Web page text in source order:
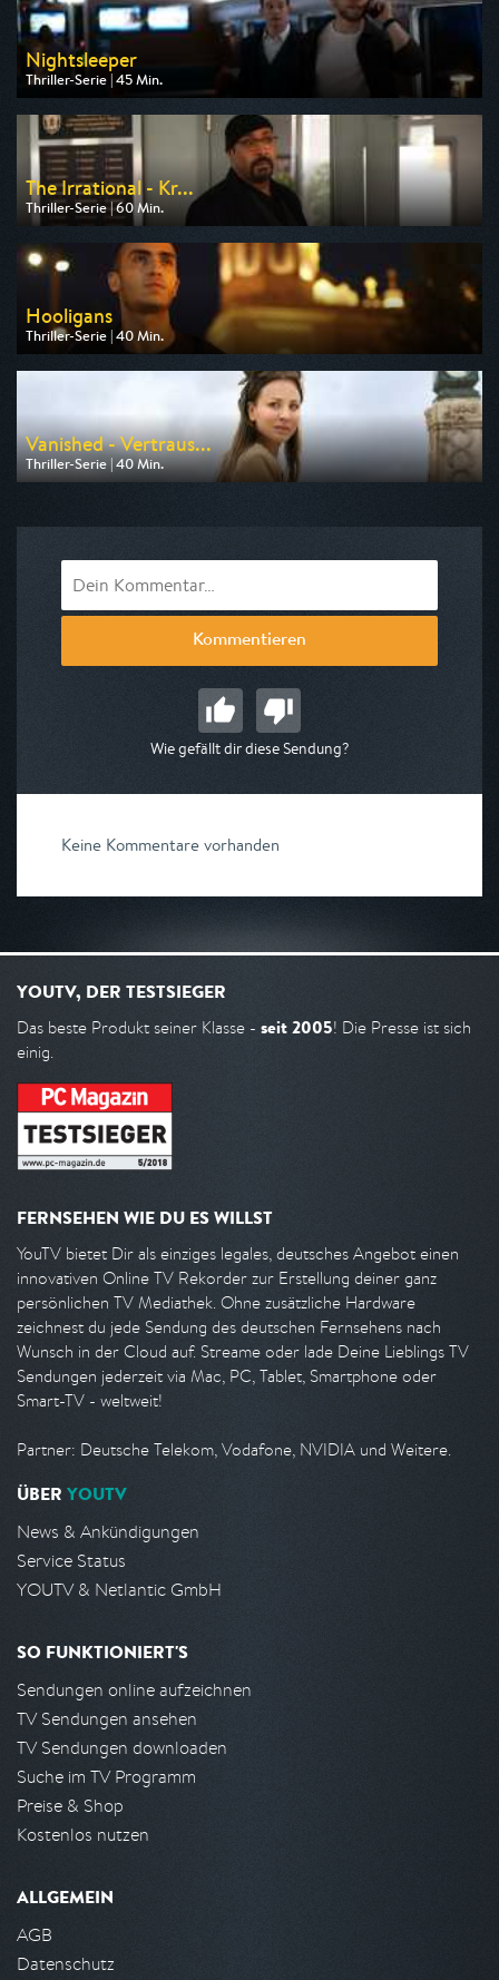
Nightsleeper
Thriller-Serie | 45 Min.
Ausgestrahlt von HR
am 09.08.2026, 00:40
The Irrational - Kr...
Thriller-Serie | 60 Min.
Ausgestrahlt von Kabel 1
am 08.08.2026, 00:10
Hooligans
Thriller-Serie | 40 Min.
Ausgestrahlt von One
am 14.08.2026, 22:55
Vanished - Vertraus...
Thriller-Serie | 40 Min.
Ausgestrahlt von HR
Kommentieren
Wie gefällt dir diese Sendung?
Keine Kommentare vorhanden
YOUTV, DER TESTSIEGER
Das beste Produkt seiner Klasse - seit 2005! Die Presse ist sich
einig.
FERNSEHEN WIE DU ES WILLST
YouTV bietet Dir als einziges legales, deutsches Angebot einen
innovativen Online TV Rekorder zur Erstellung deiner ganz
persönlichen TV Mediathek. Ohne zusätzliche Hardware
zeichnest du jede Sendung des deutschen Fernsehens nach
Wunsch in der Cloud auf. Streame oder lade Deine Lieblings TV
Sendungen jederzeit via Mac, PC, Tablet, Smartphone oder
Smart-TV - weltweit!
Partner: Deutsche Telekom, Vodafone, NVIDIA und Weitere.
ÜBER YOUTV
News & Ankündigungen
Service Status
YOUTV & Netlantic GmbH
SO FUNKTIONIERT'S
Sendungen online aufzeichnen
TV Sendungen ansehen
TV Sendungen downloaden
Suche im TV Programm
Preise & Shop
Kostenlos nutzen
ALLGEMEIN
AGB
Datenschutz